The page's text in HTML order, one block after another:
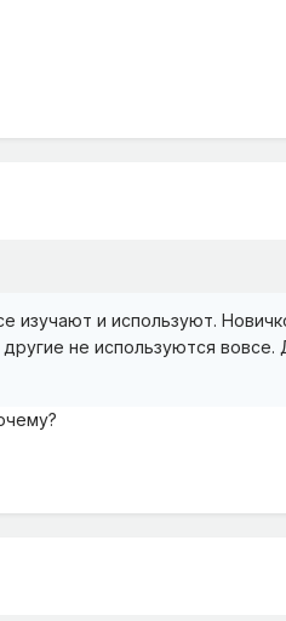
изучают и используют.
не используются